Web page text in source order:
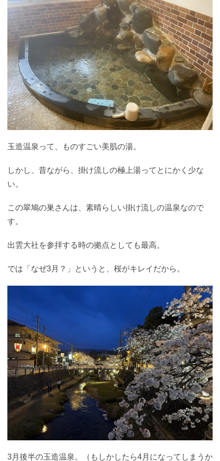
玉造温泉って、ものすごい美肌の湯。
しかし、昔ながら、掛け流しの極上湯ってとにかく少な
い。
この翠鳩の巣さんは、素晴らしい掛け流しの温泉なので
す。
出雲大社を参拝する時の拠点としても最高。
では「なぜ3月？」というと、桜がキレイだから。
3月後半の玉造温泉。（もしかしたら4月になってしまうか